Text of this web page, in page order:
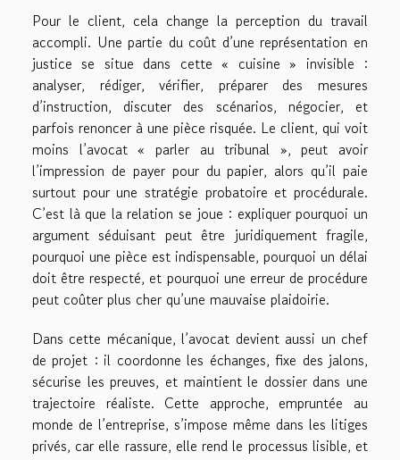
Pour le client, cela change la perception du travail
accompli. Une partie du coût d’une représentation en
justice se situe dans cette « cuisine » invisible :
analyser, rédiger, vérifier, préparer des mesures
d’instruction, discuter des scénarios, négocier, et
parfois renoncer à une pièce risquée. Le client, qui voit
moins l’avocat « parler au tribunal », peut avoir
l’impression de payer pour du papier, alors qu’il paie
surtout pour une stratégie probatoire et procédurale.
C’est là que la relation se joue : expliquer pourquoi un
argument séduisant peut être juridiquement fragile,
pourquoi une pièce est indispensable, pourquoi un délai
doit être respecté, et pourquoi une erreur de procédure
peut coûter plus cher qu’une mauvaise plaidoirie.
Dans cette mécanique, l’avocat devient aussi un chef
de projet : il coordonne les échanges, fixe des jalons,
sécurise les preuves, et maintient le dossier dans une
trajectoire réaliste. Cette approche, empruntée au
monde de l’entreprise, s’impose même dans les litiges
privés, car elle rassure, elle rend le processus lisible, et